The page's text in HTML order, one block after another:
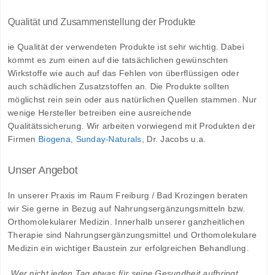
Qualität und Zusammenstellung der Produkte
ie Qualität der verwendeten Produkte ist sehr wichtig. Dabei
kommt es zum einen auf die tatsächlichen gewünschten
Wirkstoffe wie auch auf das Fehlen von überflüssigen oder
auch schädlichen Zusatzstoffen an. Die Produkte sollten
möglichst rein sein oder aus natürlichen Quellen stammen. Nur
wenige Hersteller betreiben eine ausreichende
Qualitätssicherung. Wir arbeiten vorwiegend mit Produkten der
Firmen Biogena Sunday-Naturals , Dr. Jacobs u.a.
Unser Angebot
In unserer Praxis im Raum Freiburg / Bad Krozingen beraten
wir Sie gerne in Bezug auf Nahrungsergänzungsmitteln bzw.
Orthomolekularer Medizin. Innerhalb unserer ganzheitlichen
Therapie sind Nahrungsergänzungsmittel und Orthomolekulare
Medizin ein wichtiger Baustein zur erfolgreichen Behandlung.